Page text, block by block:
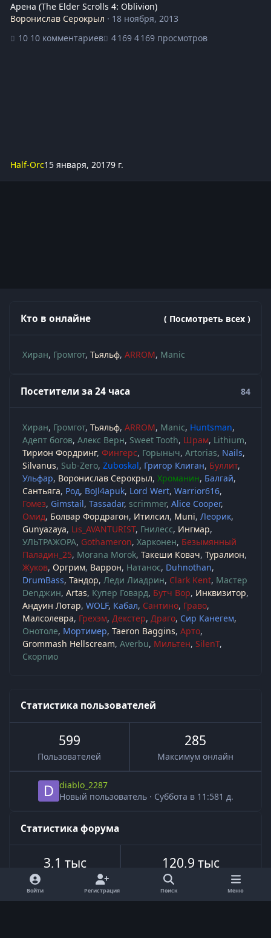
Арена (The Elder Scrolls 4: Oblivion)
Воронислав Серокрыл · 18 ноября, 2013
10 комментариев
4 169 просмотров
Half-Orc15 января, 20179 г.
Кто в онлайне ( Посмотреть всех )
Хиран Громгот Тьяльф ARROM Manic
Посетители за 24 часа 84
Хиран Громгот Тьяльф ARROM Manic Huntsman
Адепт богов Алекс Верн Sweet Tooth Шрам Lithium
Тирион Фордринг Фингерс Горыныч Artorias Nails
Silvanus Sub-Zero Zuboskal Григор Клиган Буллит
Ульфар Воронислав Серокрыл Хроманин Балгай
Сантьяга Род BoJl4apuk Lord Wert Warrior616
Гомез Gimstail Tassadar scrimmer Alice Cooper
Омид Болвар Фордрагон Итилсил Muni Леорик
Gunyazaya Lis_AVANTURIST Гнилесс Ингмар
УЛЬТРАЖОРА Gothameron Харконен Безымянный
Паладин_25 Morana Morok Такеши Ковач Туралион
Жуков Оргрим Варрон Натанос Duhnothan
DrumBass Тандор Леди Лиадрин Clark Kent Мастер
Denджин Artas Купер Говард Бутч Вор Инквизитор
Андуин Лотар WOLF Кабал Сантино Граво
Малсолевра Грехэм Декстер Драго Сир Канегем
Онотоле Мортимер Taeron Baggins Арто
Grommash Hellscream Averbu Мильтен SilenT
Скорпио
Статистика пользователей
599
Пользователей
285
Максимум онлайн
diablo_2287
Новый пользователь · Суббота в 11:581 д.
Статистика форума
3,1 тыс
Всего сообщений
120,9 тыс
Войти Регистрация Поиск Меню